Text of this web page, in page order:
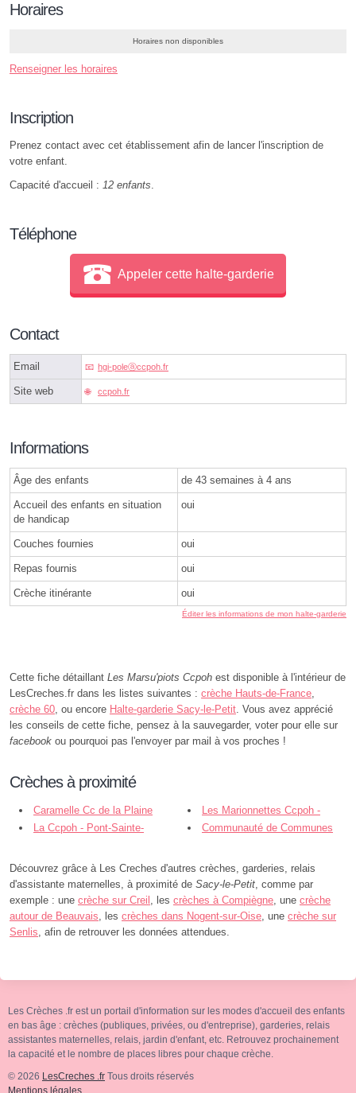
Horaires
Horaires non disponibles
Renseigner les horaires
Inscription
Prenez contact avec cet établissement afin de lancer l'inscription de
votre enfant.
Capacité d'accueil : 12 enfants.
Téléphone
Appeler cette halte-garderie
Contact
Email hgi-poleⓐccpoh.fr
Site web ccpoh.fr
Informations
Âge des enfants de 43 semaines à 4 ans
Accueil des enfants en situation
de handicap
oui
Couches fournies oui
Repas fournis oui
Crèche itinérante oui
Éditer les informations de mon halte-garderie
Cette fiche détaillant Les Marsu'piots Ccpoh est disponible à l'intérieur de
LesCreches.fr dans les listes suivantes : crèche Hauts-de-France,
crèche 60, ou encore Halte-garderie Sacy-le-Petit. Vous avez apprécié
les conseils de cette fiche, pensez à la sauvegarder, voter pour elle sur
facebook ou pourquoi pas l'envoyer par mail à vos proches !
Crèches à proximité
Caramelle Cc de la Plaine
d'Estrees - Chevrières
Les Marionnettes Ccpoh -
Pontpoint
La Ccpoh - Pont-Sainte-
Communauté de Communes
Sainte-Maxence
Découvrez grâce à Les Creches d'autres crèches, garderies, relais
d'assistante maternelles, à proximité de Sacy-le-Petit, comme par
exemple : une crèche sur Creil , les crèches à Compiègne, une crèche
autour de Beauvais, les crèches dans Nogent-sur-Oise, une crèche sur
Senlis, afin de retrouver les données attendues.
Les Crèches .fr est un portail d'information sur les modes d'accueil des enfants
en bas âge : crèches (publiques, privées, ou d'entreprise), garderies, relais
assistantes maternelles, relais, jardin d'enfant, etc. Retrouvez prochainement
la capacité et le nombre de places libres pour chaque crèche.
© 2026 LesCreches .fr Tous droits réservés